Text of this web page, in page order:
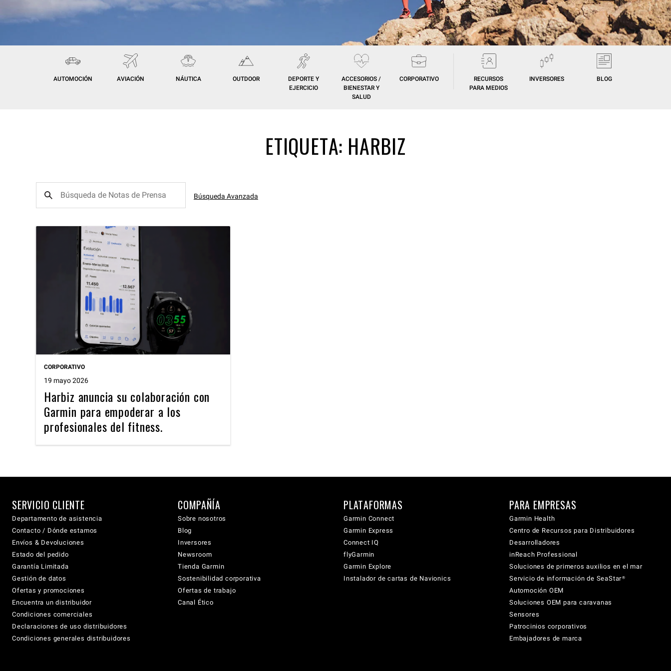
AUTOMOCIÓN AVIACIÓN NÁUTICA OUTDOOR
DEPORTE Y
EJERCICIO
ACCESORIOS /
BIENESTAR Y
SALUD
CORPORATIVO
RECURSOS
PARA MEDIOS
INVERSORES BLOG
ETIQUETA: HARBIZ
Búsqueda Avanzada
CORPORATIVO
19 mayo 2026
Harbiz anuncia su colaboración con
Garmin para empoderar a los
profesionales del fitness.
SERVICIO CLIENTE
Departamento de asistencia
Contacto / Dónde estamos
Envíos & Devoluciones
Estado del pedido
Garantía Limitada
Gestión de datos
Ofertas y promociones
Encuentra un distribuidor
Condiciones comerciales
Declaraciones de uso distribuidores
Condiciones generales distribuidores
COMPAÑÍA
Sobre nosotros
Blog
Inversores
Newsroom
Tienda Garmin
Sostenibilidad corporativa
Ofertas de trabajo
Canal Ético
PLATAFORMAS
Garmin Connect
Garmin Express
Connect IQ
flyGarmin
Garmin Explore
Instalador de cartas de Navionics
PARA EMPRESAS
Garmin Health
Centro de Recursos para Distribuidores
Desarrolladores
inReach Professional
Soluciones de primeros auxilios en el mar
Servicio de información de SeaStar®
Automoción OEM
Soluciones OEM para caravanas
Sensores
Patrocinios corporativos
Embajadores de marca